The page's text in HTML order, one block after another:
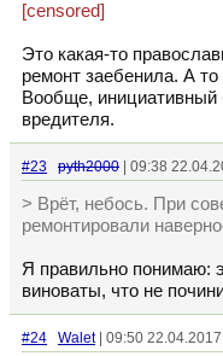
[censored]
Это какая-то
ремонт заебенила. А то
Вообще, инициативный
вредителя.
#23 pyth2000 | 09:38
> Врёт, небось. При
ремонтировали
Я правильно понимаю:
виноваты, что не
#24 Walet| 09:50